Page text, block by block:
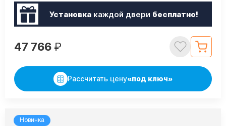
Установкакаждой двери бесплатно!
47 766 ₽
Рассчитать цену«под ключ»
Новинка